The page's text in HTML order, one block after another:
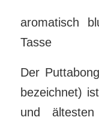
aromatisch
Tasse
Der
bezeichnet)
und